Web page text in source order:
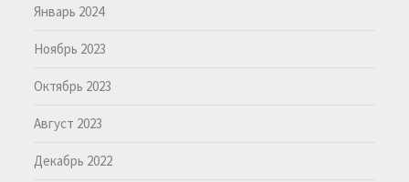
Январь 2024
Ноябрь 2023
Октябрь 2023
Август 2023
Декабрь 2022